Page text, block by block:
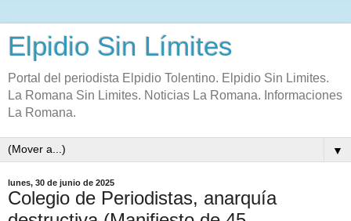
Elpidio Sin Límites
Portal del periodista Elpidio Tolentino. Elpidio Sin Limites.
La Romana Sin Limites. Noticias La Romana. Informaciones
La Romana.
▼
lunes, 30 de junio de 2025
Colegio de Periodistas, anarquía